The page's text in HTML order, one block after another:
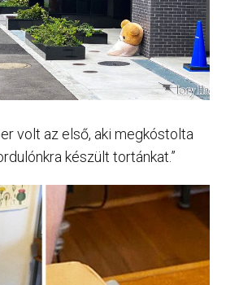
volt az első, aki megkóstolta
készült tortánkat.”